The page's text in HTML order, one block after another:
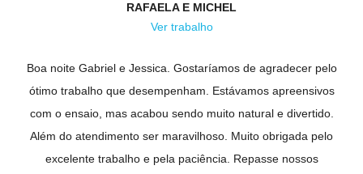
Boa noite Gabriel e Jessica. Gostaríamos de agradecer pelo
ótimo trabalho que desempenham. Estávamos apreensivos
com o ensaio, mas acabou sendo muito natural e divertido.
Além do atendimento ser maravilhoso. Muito obrigada pelo
excelente trabalho e pela paciência. Repasse nossos
RAFAELA E MICHEL
Ver trabalho